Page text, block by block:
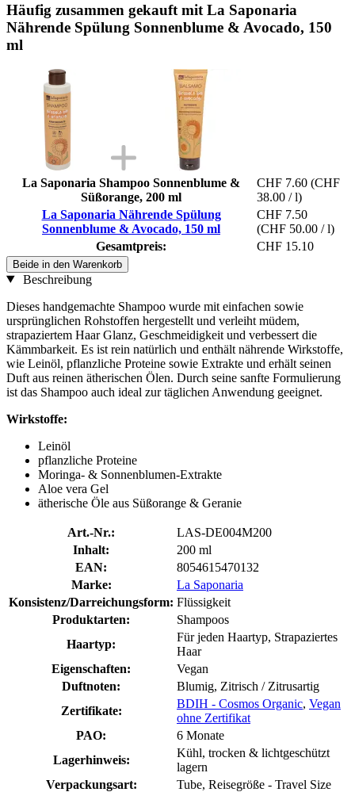
Häufig zusammen gekauft mit La Saponaria
Nährende Spülung Sonnenblume & Avocado, 150
ml
La Saponaria Shampoo Sonnenblume &
Süßorange, 200 ml
CHF 7.60 (CHF
38.00 / l)
La Saponaria Nährende Spülung
Sonnenblume & Avocado, 150 ml
CHF 7.50
(CHF 50.00 / l)
Gesamtpreis:
CHF 15.10
Beide in den Warenkorb
Beschreibung
Dieses handgemachte Shampoo wurde mit einfachen sowie
ursprünglichen Rohstoffen hergestellt und verleiht müdem,
strapaziertem Haar Glanz, Geschmeidigkeit und verbessert die
Kämmbarkeit. Es ist rein natürlich und enthält nährende Wirkstoffe,
wie Leinöl, pflanzliche Proteine sowie Extrakte und erhält seinen
Duft aus reinen ätherischen Ölen. Durch seine sanfte Formulierung
ist das Shampoo auch ideal zur täglichen Anwendung geeignet.
Wirkstoffe:
Leinöl
pflanzliche Proteine
Moringa- & Sonnenblumen-Extrakte
Aloe vera Gel
ätherische Öle aus Süßorange & Geranie
Art.-Nr.:
LAS-DE004M200
Inhalt:
200 ml
EAN:
8054615470132
Marke:
La Saponaria
Konsistenz/Darreichungsform: Flüssigkeit
Produktarten:
Shampoos
Haartyp:
Für jeden Haartyp, Strapaziertes
Haar
Eigenschaften:
Vegan
Duftnoten:
Blumig, Zitrisch / Zitrusartig
Zertifikate:
BDIH - Cosmos Organic, Vegan
ohne Zertifikat
PAO:
6 Monate
Lagerhinweis:
Kühl, trocken & lichtgeschützt
lagern
Verpackungsart:
Tube, Reisegröße - Travel Size